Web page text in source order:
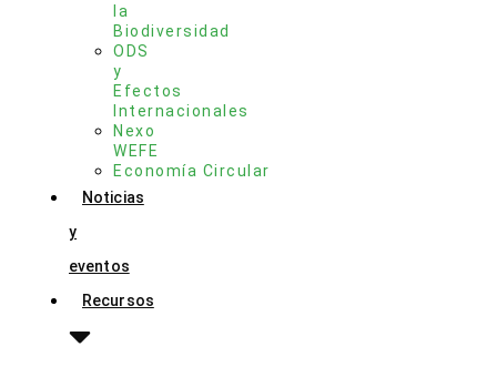
la
Biodiversidad
ODS
y
Efectos
Internacionales
Nexo
WEFE
Economía Circular
Noticias
y
eventos
Recursos